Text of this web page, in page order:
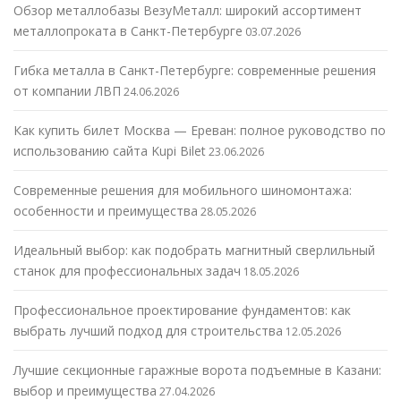
Обзор металлобазы ВезуМеталл: широкий ассортимент
металлопроката в Санкт-Петербурге 03.07.2026
Гибка металла в Санкт-Петербурге: современные решения
от компании ЛВП 24.06.2026
Как купить билет Москва — Ереван: полное руководство по
использованию сайта Kupi Bilet23.06.2026
Современные решения для мобильного шиномонтажа:
особенности и преимущества 28.05.2026
Идеальный выбор: как подобрать магнитный сверлильный
станок для профессиональных задач 18.05.2026
Профессиональное проектирование фундаментов: как
выбрать лучший подход для строительства 12.05.2026
Лучшие секционные гаражные ворота подъемные в Казани:
выбор и преимущества 27.04.2026